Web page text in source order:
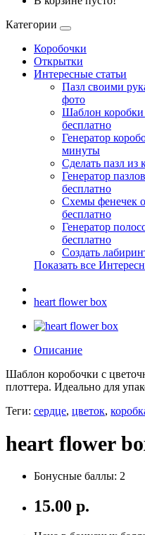
Категории
Коробочки
Открытки
Интересные статьи
Пазл своими
фото
Шаблон коробки
бесплатно
Генератор
минуты
Сделать пазл
Генератор
бесплатно
Схемы фенечек
бесплатно
Генератор
бесплатно
Создать
Показать все
heart flower box
Описание
Шаблон коробочки с
плоттера. Идеально для
Теги: сердце, цветок,
heart flower
Бонусные баллы: 2
15.00 р.